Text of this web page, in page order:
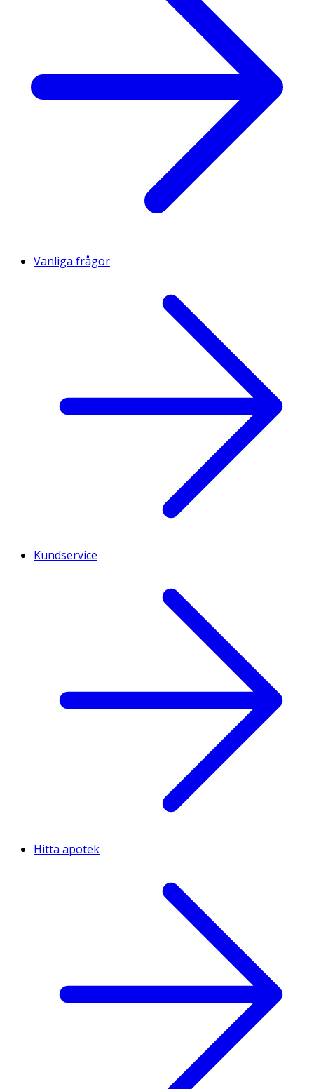
Vanliga frågor
Kundservice
Hitta apotek